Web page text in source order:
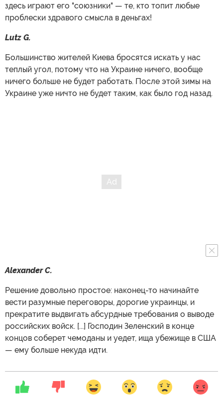
здесь играют его "союзники" — те, кто топит любые
проблески здравого смысла в деньгах!
Lutz G.
Большинство жителей Киева бросятся искать у нас
теплый угол, потому что на Украине ничего, вообще
ничего больше не будет работать. После этой зимы на
Украине уже ничто не будет таким, как было год назад.
Alexander C.
Решение довольно простое: наконец-то начинайте
вести разумные переговоры, дорогие украинцы, и
прекратите выдвигать абсурдные требования о выводе
российских войск. [...] Господин Зеленский в конце
концов соберет чемоданы и уедет, ища убежище в США
— ему больше некуда идти.